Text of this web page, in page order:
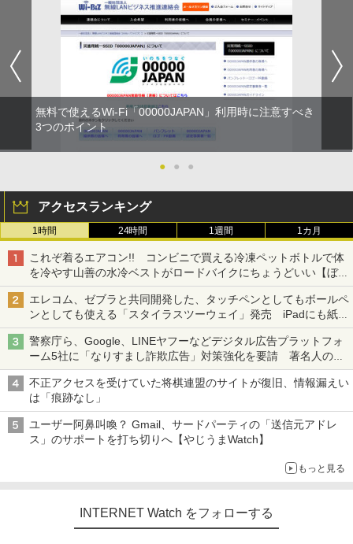
無料で使えるWi-Fi「00000JAPAN」利用時に注意すべき
3つのポイント
● ● ●
アクセスランキング
1時間 24時間 1週間 1カ月
これぞ着るエアコン!! コンビニで買える冷凍ペットボトルで体
を冷やす山善の水冷ベストがロードバイクにちょうどいい【ぼっ
ち・ざ・ろーど！その14】【空いた時間でなにしてる？】
エレコム、ゼブラと共同開発した、タッチペンとしてもボールペ
ンとしても使える「スタイラスツーウェイ」発売 iPadにも紙に
も、持ち替えずに書き込める
警察庁ら、Google、LINEヤフーなどデジタル広告プラットフォ
ーム5社に「なりすまし詐欺広告」対策強化を要請 著名人の写
真や映像を使った投資詐欺などへの対策として
不正アクセスを受けていた将棋連盟のサイトが復旧、情報漏えい
は「痕跡なし」
ユーザー阿鼻叫喚？ Gmail、サードパーティの「送信元アドレ
ス」のサポートを打ち切りへ【やじうまWatch】
もっと見る
INTERNET Watch をフォローする